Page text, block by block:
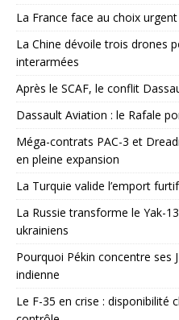
La France face au choix
La Chine dévoile trois drones
interarmées
Après le SCAF, le conflit
Dassault Aviation : le Rafale
Méga-contrats PAC-3 et
en pleine expansion
La Turquie valide l’emport
La Russie transforme le Yak-
ukrainiens
Pourquoi Pékin concentre ses
indienne
Le F-35 en crise : disponibilité